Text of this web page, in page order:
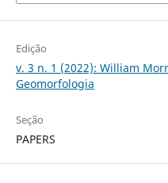
Edição
v. 3 n. 1 (2022): William
Geomorfologia
Seção
PAPERS